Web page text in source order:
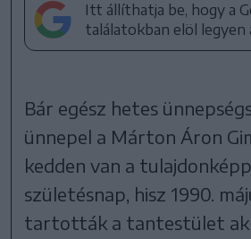
Itt állíthatja be, hogy a
találatokban elöl legyen
Bár egész hetes
ünnepel a Márton Áron
kedden van a
születésnap, hisz 1990.
tartották a tantestület